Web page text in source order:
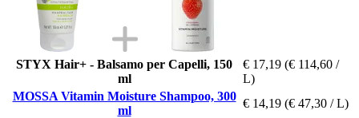
STYX Hair+ - Balsamo per Capelli, 150
ml
€ 17,19 (€ 114,60 /
L)
MOSSA Vitamin Moisture Shampoo, 300
ml
€ 14,19 (€ 47,30 / L)